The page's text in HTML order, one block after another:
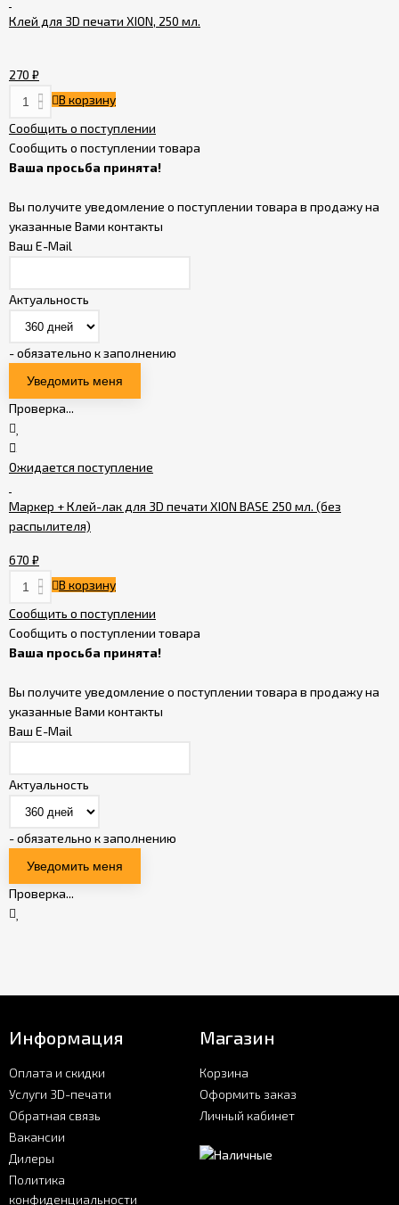
Клей для 3D печати XION, 250 мл.
270 ₽
В корзину
Сообщить о поступлении
Сообщить о поступлении товара
Ваша просьба принята!
Вы получите уведомление о поступлении товара в продажу на
указанные Вами контакты
Ваш E-Mail
Актуальность
- обязательно к заполнению
Проверка...
Ожидается поступление
Маркер + Клей-лак для 3D печати XION BASE 250 мл. (без
распылителя)
670 ₽
В корзину
Сообщить о поступлении
Сообщить о поступлении товара
Ваша просьба принята!
Вы получите уведомление о поступлении товара в продажу на
указанные Вами контакты
Ваш E-Mail
Актуальность
- обязательно к заполнению
Проверка...
Информация
Оплата и скидки
Услуги 3D-печати
Обратная связь
Вакансии
Дилеры
Политика
конфиденциальности
Магазин
Корзина
Оформить заказ
Личный кабинет